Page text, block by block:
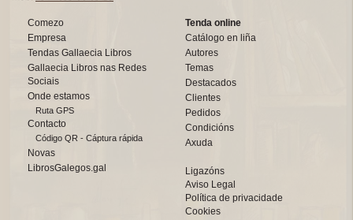
Comezo
Empresa
Tendas Gallaecia Libros
Gallaecia Libros nas Redes
Sociais
Onde estamos
Ruta GPS
Contacto
Código QR - Cáptura rápida
Novas
LibrosGalegos.gal
Tenda online
Catálogo en liña
Autores
Temas
Destacados
Clientes
Pedidos
Condicións
Axuda
Ligazóns
Aviso Legal
Política de privacidade
Cookies